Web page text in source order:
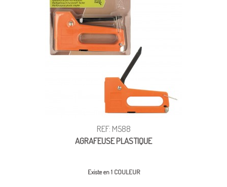
REF: M588
AGRAFEUSE PLASTIQUE
Existe en 1 COULEUR